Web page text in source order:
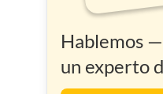
Hablemos
un experto